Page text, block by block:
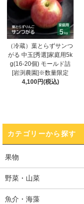
（冷蔵）葉とらずサンつ
がる 中玉[秀選]家庭用5k
g(16-20個) モールド詰
[岩渕農園]※数量限定
4,100円(税込)
カテゴリーから探す
果物
野菜・山菜
魚介・海藻